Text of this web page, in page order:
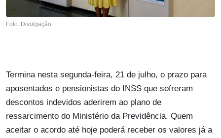
Foto: Divulgação
Termina nesta segunda-feira, 21 de julho, o prazo para
aposentados e pensionistas do INSS que sofreram
descontos indevidos aderirem ao plano de
ressarcimento do Ministério da Previdência. Quem
aceitar o acordo até hoje poderá receber os valores já a